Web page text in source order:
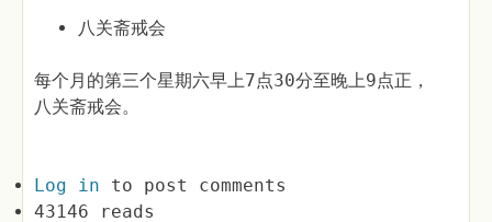
八关斋戒会
每个月的第三个星期六早上7点30分至晚上9点正，
八关斋戒会。
Log in to post comments
43146 reads